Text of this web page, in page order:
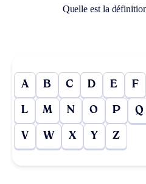
Quelle est la
A B C D E F
L M N O P Q
V W X Y Z